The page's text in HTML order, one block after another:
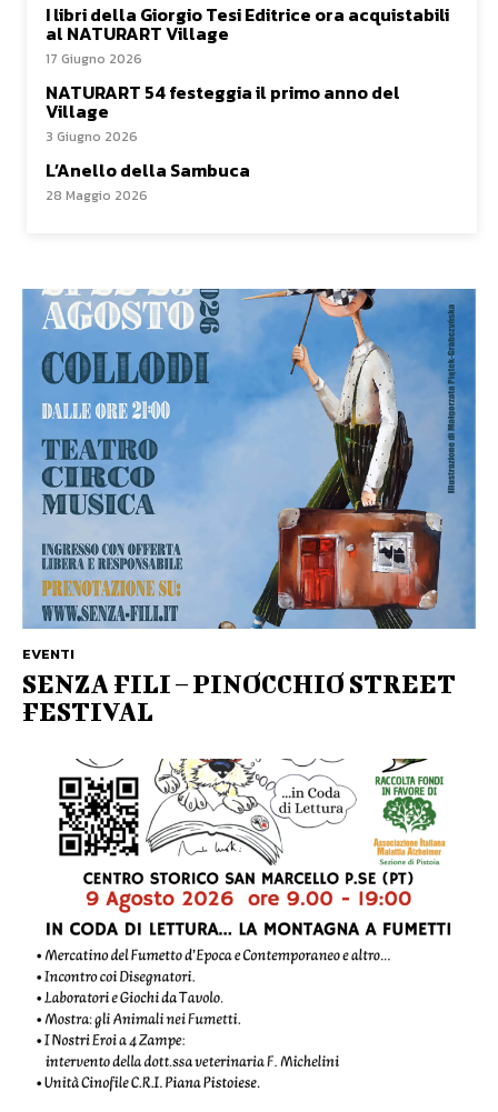
EVENTI
SENZA FILI – PINOCCHIO STREET
FESTIVAL
I libri della Giorgio Tesi Editrice ora acquistabili
al NATURART Village
17 Giugno 2026
NATURART 54 festeggia il primo anno del
Village
3 Giugno 2026
L’Anello della Sambuca
28 Maggio 2026